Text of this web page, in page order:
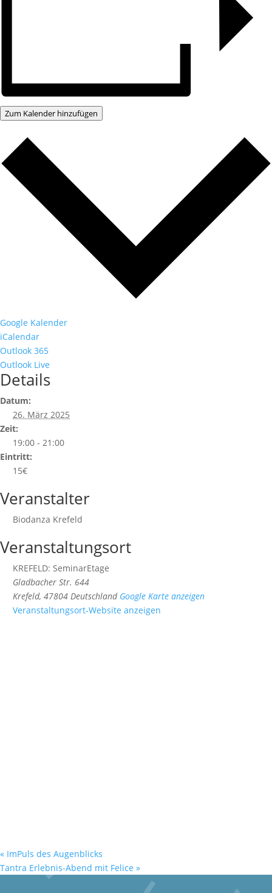
Zum Kalender hinzufügen
Google Kalender
iCalendar
Outlook 365
Outlook Live
Details
Datum:
26. März 2025
Zeit:
19:00 - 21:00
Eintritt:
15€
Veranstalter
Biodanza Krefeld
Veranstaltungsort
KREFELD: SeminarEtage
Gladbacher Str. 644
Krefeld, 47804 Deutschland Google Karte anzeigen
Veranstaltungsort-Website anzeigen
« ImPuls des Augen­blicks
Tantra Erlebnis-Abend mit Felice »